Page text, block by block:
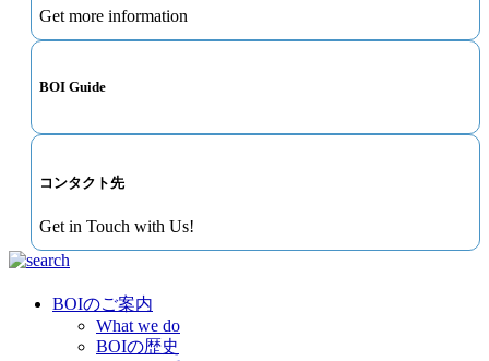
Get more information
BOI Guide
コンタクト先
Get in Touch with Us!
BOIのご案内
What we do
BOIの歴史